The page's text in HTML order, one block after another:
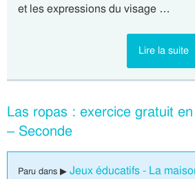
et les expressions du visage …
Lire la suite
Las ropas : exercice gratuit
– Seconde
Paru dans ▶ Jeux éducatifs - La